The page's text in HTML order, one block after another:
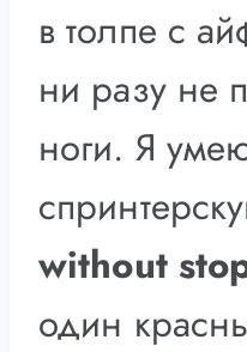
в толпе с
ни разу не
ноги. Я
without
один